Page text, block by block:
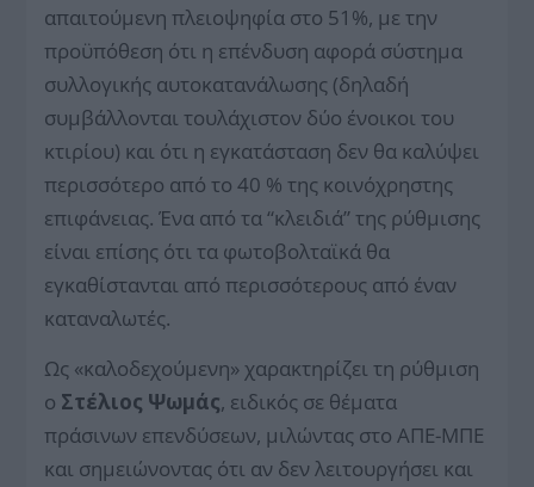
απαιτούμενη πλειοψηφία στο 51%, με την
προϋπόθεση ότι η επένδυση αφορά σύστημα
συλλογικής αυτοκατανάλωσης (δηλαδή
συμβάλλονται τουλάχιστον δύο ένοικοι του
κτιρίου) και ότι η εγκατάσταση δεν θα καλύψει
περισσότερο από το 40 % της κοινόχρηστης
επιφάνειας. Ένα από τα “κλειδιά” της ρύθμισης
είναι επίσης ότι τα φωτοβολταϊκά θα
εγκαθίστανται από περισσότερους από έναν
καταναλωτές.
Ως «καλοδεχούμενη» χαρακτηρίζει τη ρύθμιση
ο Στέλιος Ψωμάς, ειδικός σε θέματα
πράσινων επενδύσεων, μιλώντας στο ΑΠΕ-ΜΠΕ
και σημειώνοντας ότι αν δεν λειτουργήσει και